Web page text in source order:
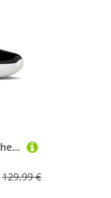
NIKE Herren Basketballschuhe Jordan Max Aura 7 Men's Shoes
129,99 €